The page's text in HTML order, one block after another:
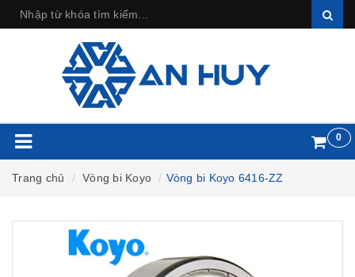
0
Trang chủ Vòng bi Koyo Vòng bi Koyo 6416-ZZ